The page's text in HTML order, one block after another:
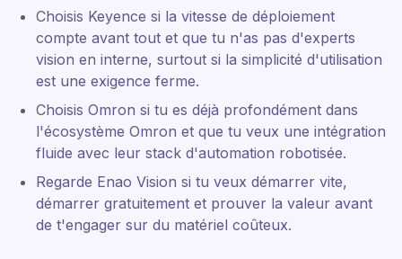
Choisis Keyence si la vitesse de déploiement
compte avant tout et que tu n'as pas d'experts
vision en interne, surtout si la simplicité d'utilisation
est une exigence ferme.
Choisis Omron si tu es déjà profondément dans
l'écosystème Omron et que tu veux une intégration
fluide avec leur stack d'automation robotisée.
Regarde Enao Vision si tu veux démarrer vite,
démarrer gratuitement et prouver la valeur avant
de t'engager sur du matériel coûteux.